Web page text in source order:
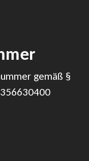
gemäß §